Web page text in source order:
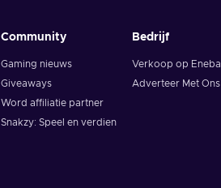
Community
Gaming nieuws
Giveaways
Word affiliatie partner
Snakzy: Speel en verdien
Bedrijf
Verkoop op Eneba
Adverteer Met Ons